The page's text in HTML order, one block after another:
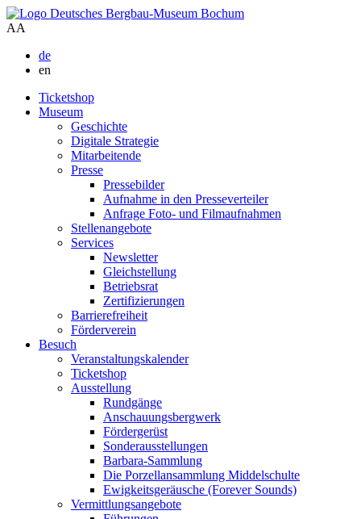
AA
de
en
Ticketshop
Museum
Geschichte
Digitale Strategie
Mitarbeitende
Presse
Pressebilder
Aufnahme in den Presseverteiler
Anfrage Foto- und Filmaufnahmen
Stellenangebote
Services
Newsletter
Gleichstellung
Betriebsrat
Zertifizierungen
Barrierefreiheit
Förderverein
Besuch
Veranstaltungskalender
Ticketshop
Ausstellung
Rundgänge
Anschauungsbergwerk
Fördergerüst
Sonderausstellungen
Barbara-Sammlung
Die Porzellansammlung Middelschulte
Ewigkeitsgeräusche (Forever Sounds)
Vermittlungsangebote